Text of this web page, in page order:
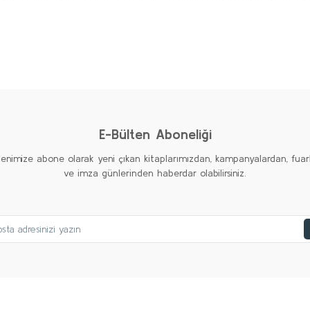
E-Bülten Aboneliği
abone olarak yeni çıkan kitaplarımızdan, kampanyalardan,
ve imza günlerinden haberdar olabilirsiniz.